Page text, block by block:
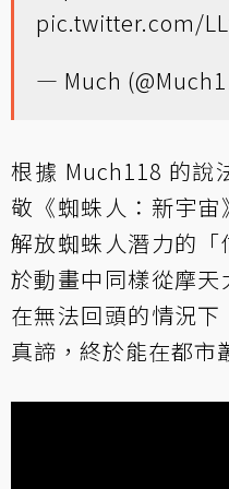
pic.twitter.com/
— Much
根據 Much118 的說
敬《蜘蛛人：新宇
解放蜘蛛人潛力的
於動畫中同樣從摩天
在無法回頭的情況
真諦，終於能在都市